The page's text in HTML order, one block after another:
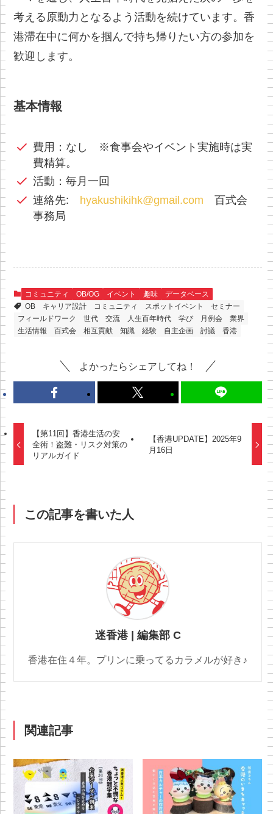
考える原動力となるよう活動を続けています。香
港滞在中に何かを掴んで持ち帰りたい方の参加を
歓迎します。
基本情報
費用：なし ※食事会やイベント実施時は実
費精算。
活動：毎月一回
連絡先: hyakushikihk@gmail.com 百式会
事務局
コミュニティ OB/OG イベント 趣味
データベース
OB
キャリア設計 コミュニティ スポットイベント
セミナー
フィールドワーク
世代 交流 人生百年時代 学び 月例会
業界
生活情報
百式会 相互貢献 知識 経験 自主企画 討議 香港
よかったらシェアしてね！
【第11回】香港生活の安
全術！盗難・リスク対策の
リアルガイド
【香港UPDATE】2025年9
月16日
この記事を書いた人
迷香港 | 編集部 C
香港在住４年。プリンに乗ってるカラメルが好き♪
関連記事